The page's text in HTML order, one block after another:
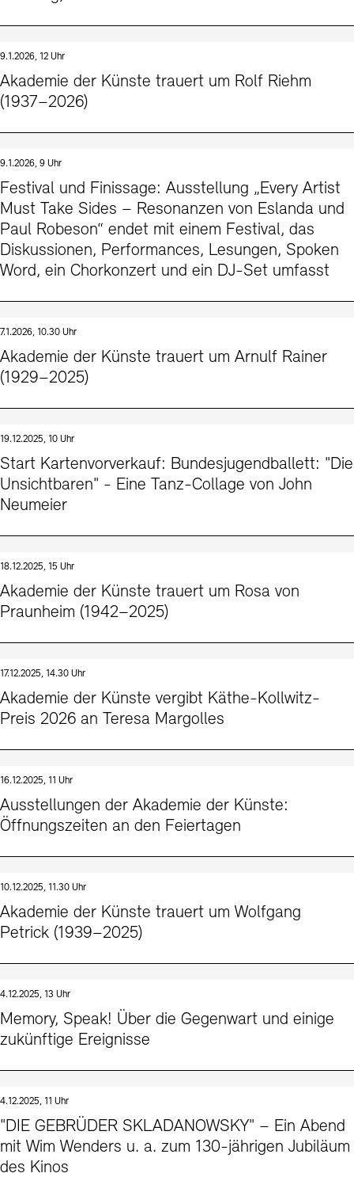
9.1.2026, 12 Uhr
Akademie der Künste trauert um Rolf Riehm
(1937–2026)
9.1.2026, 9 Uhr
Festival und Finissage: Ausstellung „Every Artist
Must Take Sides – Resonanzen von Eslanda und
Paul Robeson“ endet mit einem Festival, das
Diskussionen, Performances, Lesungen, Spoken
Word, ein Chorkonzert und ein DJ-Set umfasst
7.1.2026, 10.30 Uhr
Akademie der Künste trauert um Arnulf Rainer
(1929–2025)
19.12.2025, 10 Uhr
Start Kartenvorverkauf: Bundesjugendballett: "Die
Unsichtbaren" - Eine Tanz-Collage von John
Neumeier
18.12.2025, 15 Uhr
Akademie der Künste trauert um Rosa von
Praunheim (1942–2025)
17.12.2025, 14.30 Uhr
Akademie der Künste vergibt Käthe-Kollwitz-
Preis 2026 an Teresa Margolles
16.12.2025, 11 Uhr
Ausstellungen der Akademie der Künste:
Öffnungszeiten an den Feiertagen
10.12.2025, 11.30 Uhr
Akademie der Künste trauert um Wolfgang
Petrick (1939–2025)
4.12.2025, 13 Uhr
Memory, Speak! Über die Gegenwart und einige
zukünftige Ereignisse
4.12.2025, 11 Uhr
"DIE GEBRÜDER SKLADANOWSKY" – Ein Abend
mit Wim Wenders u. a. zum 130-jährigen Jubiläum
des Kinos